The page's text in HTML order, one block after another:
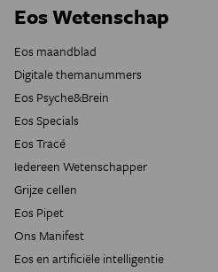
Eos Wetenschap
Eos maandblad
Digitale themanummers
Eos Psyche&Brein
Eos Specials
Eos Tracé
Iedereen Wetenschapper
Grijze cellen
Eos Pipet
Ons Manifest
Eos en artificiële intelligentie